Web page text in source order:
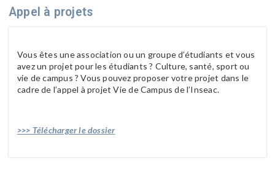
Appel à projets
Vous êtes une association ou un groupe d’étudiants et vous
avez un projet pour les étudiants ? Culture, santé, sport ou
vie de campus ? Vous pouvez proposer votre projet dans le
cadre de l’appel à projet Vie de Campus de l’Inseac.
>>> Télécharger le dossier